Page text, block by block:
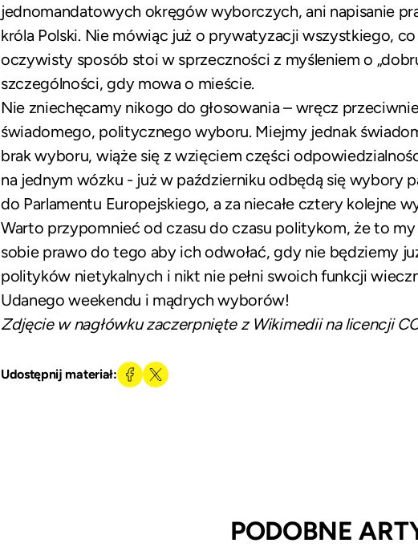
jednomandatowych okręgów wyborczych, ani napisanie
króla Polski. Nie mówiąc już o prywatyzacji wszystkiego,
oczywisty sposób stoi w sprzeczności z myśleniem o
szczególności, gdy mowa o mieście.
Nie zniechęcamy nikogo do głosowania – wręcz
świadomego, politycznego wyboru. Miejmy jednak
brak wyboru, wiąże się z wzięciem części
na jednym wózku - już w październiku odbędą się wybory
do Parlamentu Europejskiego, a za niecałe cztery kolejne
Warto przypomnieć od czasu do czasu politykom, że to
sobie prawo do tego aby ich odwołać, gdy nie będziemy
polityków nietykalnych i nikt nie pełni swoich funkcji
Udanego weekendu i mądrych wyborów!
Zdjęcie w nagłówku zaczerpnięte z Wikimediina licencji
Udostępnij materiał:
PODOBNE